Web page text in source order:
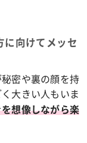
に向けてメッセ
密や裏の顔を持
大きい人もいま
想像しながら楽